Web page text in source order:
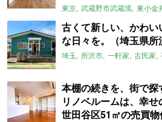
東京 武蔵野市武蔵境 東小金
古くて新しい、かわ
な日々を。（埼玉県所
埼玉 所沢市 一軒家 古民家
本棚の続きを、街で
リノベルームは、幸
世田谷区51㎡の売買物